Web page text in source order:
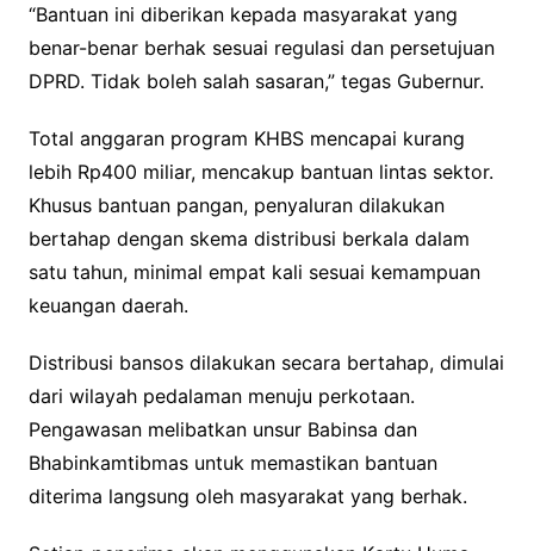
“Bantuan ini diberikan kepada masyarakat yang
benar-benar berhak sesuai regulasi dan persetujuan
DPRD. Tidak boleh salah sasaran,” tegas Gubernur.
Total anggaran program KHBS mencapai kurang
lebih Rp400 miliar, mencakup bantuan lintas sektor.
Khusus bantuan pangan, penyaluran dilakukan
bertahap dengan skema distribusi berkala dalam
satu tahun, minimal empat kali sesuai kemampuan
keuangan daerah.
Distribusi bansos dilakukan secara bertahap, dimulai
dari wilayah pedalaman menuju perkotaan.
Pengawasan melibatkan unsur Babinsa dan
Bhabinkamtibmas untuk memastikan bantuan
diterima langsung oleh masyarakat yang berhak.